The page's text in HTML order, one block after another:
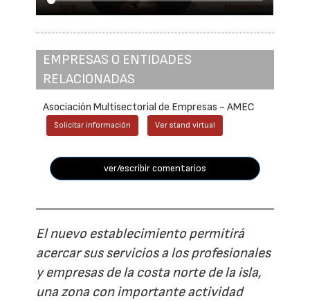
EMPRESAS O ENTIDADES
RELACIONADAS
Asociación Multisectorial de Empresas - AMEC
Solicitar información Ver stand virtual
ver/escribir comentarios
El nuevo establecimiento permitirá
acercar sus servicios a los profesionales
y empresas de la costa norte de la isla,
una zona con importante actividad